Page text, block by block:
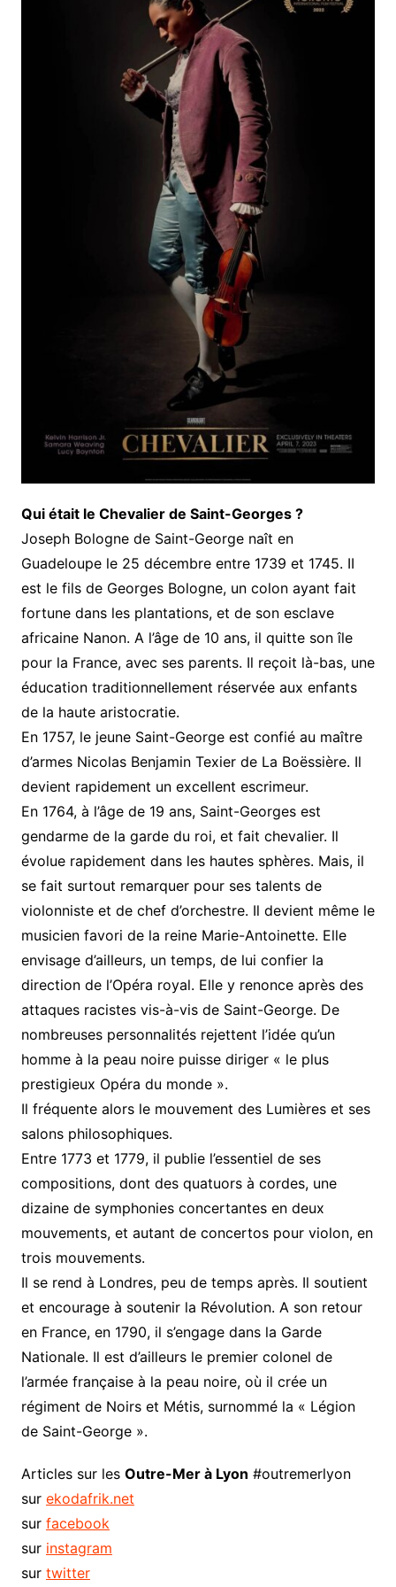
Qui était le Chevalier de Saint-Georges ?
Joseph Bologne de Saint-George naît en
Guadeloupe le 25 décembre entre 1739 et 1745. II
est le fils de Georges Bologne, un colon ayant fait
fortune dans les plantations, et de son esclave
africaine Nanon. A l’âge de 10 ans, il quitte son île
pour la France, avec ses parents. Il reçoit là-bas, une
éducation traditionnellement réservée aux enfants
de la haute aristocratie.
En 1757, le jeune Saint-George est confié au maître
d’armes Nicolas Benjamin Texier de La Boëssière. Il
devient rapidement un excellent escrimeur.
En 1764, à l’âge de 19 ans, Saint-Georges est
gendarme de la garde du roi, et fait chevalier. Il
évolue rapidement dans les hautes sphères. Mais, il
se fait surtout remarquer pour ses talents de
violonniste et de chef d’orchestre. Il devient même le
musicien favori de la reine Marie-Antoinette. Elle
envisage d’ailleurs, un temps, de lui confier la
direction de l’Opéra royal. Elle y renonce après des
attaques racistes vis-à-vis de Saint-George. De
nombreuses personnalités rejettent l’idée qu’un
homme à la peau noire puisse diriger « le plus
prestigieux Opéra du monde ».
Il fréquente alors le mouvement des Lumières et ses
salons philosophiques.
Entre 1773 et 1779, il publie l’essentiel de ses
compositions, dont des quatuors à cordes, une
dizaine de symphonies concertantes en deux
mouvements, et autant de concertos pour violon, en
trois mouvements.
Il se rend à Londres, peu de temps après. Il soutient
et encourage à soutenir la Révolution. A son retour
en France, en 1790, il s’engage dans la Garde
Nationale. Il est d’ailleurs le premier colonel de
l’armée française à la peau noire, où il crée un
régiment de Noirs et Métis, surnommé la « Légion
de Saint-George ».
Articles sur les Outre-Mer à Lyon #outremerlyon
sur ekodafrik.net
sur facebook
sur instagram
sur twitter